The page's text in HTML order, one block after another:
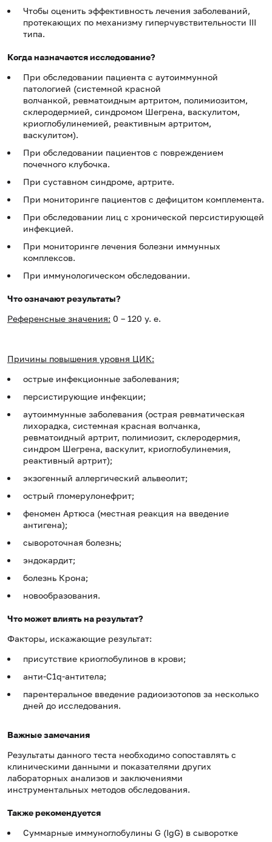
Чтобы оценить эффективность лечения заболеваний,
протекающих по механизму гиперчувствительности III
типа.
Когда назначается исследование?
При обследовании пациента с аутоиммунной
патологией (системной красной
волчанкой, ревматоидным артритом, полимиозитом,
склеродермией, синдромом Шегрена, васкулитом,
криоглобулинемией, реактивным артритом,
васкулитом).
При обследовании пациентов с повреждением
почечного клубочка.
При суставном синдроме, артрите.
При мониторинге пациентов с дефицитом комплемента.
При обследовании лиц с хронической персистирующей
инфекцией.
При мониторинге лечения болезни иммунных
комплексов.
При иммунологическом обследовании.
Что означают результаты?
Референсные значения: 0 – 120 у. е.
Причины повышения уровня ЦИК:
острые инфекционные заболевания;
персистирующие инфекции;
аутоиммунные заболевания (острая ревматическая
лихорадка, системная красная волчанка,
ревматоидный артрит, полимиозит, склеродермия,
синдром Шегрена, васкулит, криоглобулинемия,
реактивный артрит);
экзогенный аллергический альвеолит;
острый гломерулонефрит;
феномен Артюса (местная реакция на введение
антигена);
сывороточная болезнь;
эндокардит;
болезнь Крона;
новообразования.
Что может влиять на результат?
Факторы, искажающие результат:
присутствие криоглобулинов в крови;
анти-С1q-антитела;
парентеральное введение радиоизотопов за несколько
дней до исследования.
Важные замечания
Результаты данного теста необходимо сопоставлять с
клиническими данными и показателями других
лабораторных анализов и заключениями
инструментальных методов обследования.
Также рекомендуется
Суммарные иммуноглобулины G (IgG) в сыворотке